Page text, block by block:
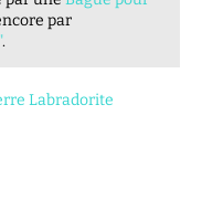
par
.
Labradorite